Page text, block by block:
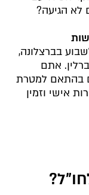
לא הגיעה?
בברצלונה,
אתם
בהתאם למטרת
אישי וזמין